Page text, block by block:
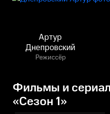
Артур
Днепровский
Режиссёр
Фильмы и
«Сезон 1»